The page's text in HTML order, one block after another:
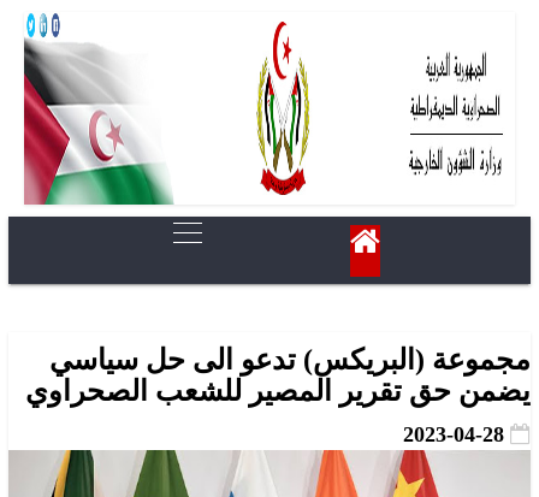
مجموعة (البريكس) تدعو الى حل سياسي
يضمن حق تقرير المصير للشعب الصحراوي
2023-04-28